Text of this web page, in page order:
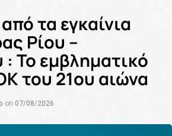
τα εγκαίνια
Ρίου –
: Το εμβληματικό
του 21ου αιώνα
on 07/08/2026